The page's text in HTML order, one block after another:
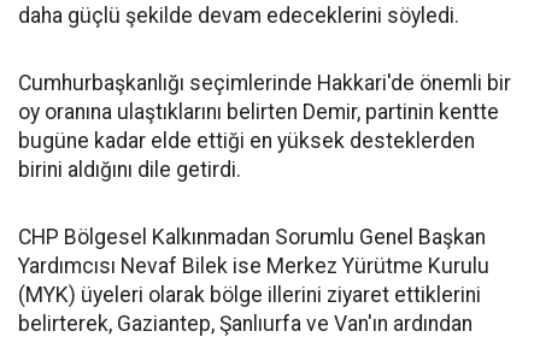
daha güçlü şekilde devam edeceklerini söyledi.
Cumhurbaşkanlığı seçimlerinde Hakkari'de önemli bir
oy oranına ulaştıklarını belirten Demir, partinin kentte
bugüne kadar elde ettiği en yüksek desteklerden
birini aldığını dile getirdi.
CHP Bölgesel Kalkınmadan Sorumlu Genel Başkan
Yardımcısı Nevaf Bilek ise Merkez Yürütme Kurulu
(MYK) üyeleri olarak bölge illerini ziyaret ettiklerini
belirterek, Gaziantep, Şanlıurfa ve Van'ın ardından